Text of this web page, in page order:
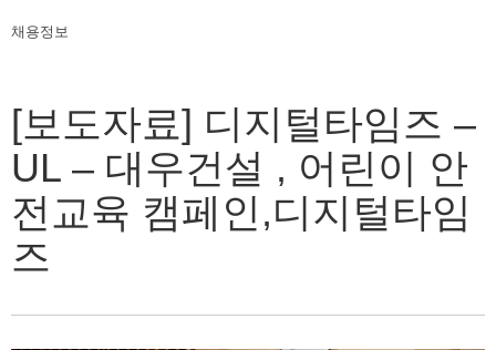
채용정보
[보도자료] 디지털타임즈 –
UL – 대우건설 , 어린이 안
전교육 캠페인,디지털타임
즈